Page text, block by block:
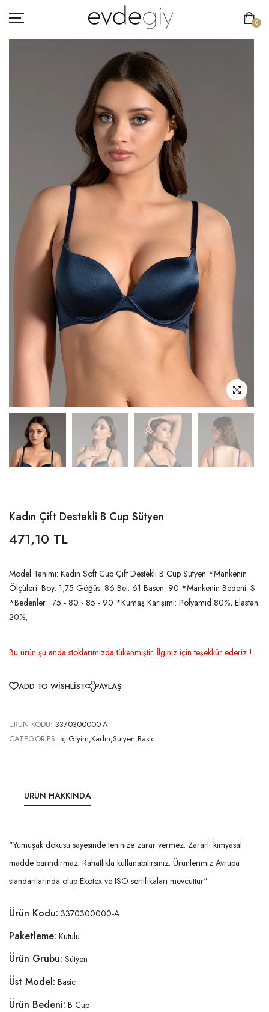
0
İLETIŞIM
Kadın Çift Destekli B Cup Sütyen
471,10 TL
Model Tanımı: Kadın Soft Cup Çift Destekli B Cup Sütyen *Mankenin
Ölçüleri: Boy: 1,75 Göğüs: 86 Bel: 61 Basen: 90 *Mankenin Bedeni: S
*Bedenler : 75 - 80 - 85 - 90 *Kumaş Karışımı: Polyamıd 80%, Elastan
20%,
Bu ürün şu anda stoklarımızda tükenmiştir. İlginiz için teşekkür ederiz !
ADD TO WISHLIST PAYLAŞ
URUN KODU: 3370300000-A
CATEGORIES: İç Giyim,Kadın,Sütyen,Basic
ÜRÜN HAKKINDA
"Yumuşak dokusu sayesinde teninize zarar vermez. Zararlı kimyasal
madde barındırmaz. Rahatlıkla kullanabilirsiniz. Ürünlerimiz Avrupa
standartlarında olup Ekotex ve ISO sertifikaları mevcuttur"
Ürün Kodu: 3370300000-A
Paketleme: Kutulu
Ürün Grubu: Sütyen
Üst Model: Basic
Ürün Bedeni: B Cup